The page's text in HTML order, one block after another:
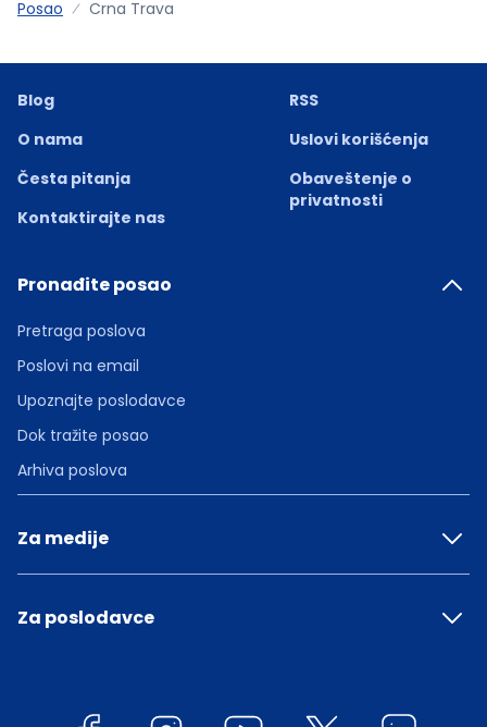
Posao Crna Trava
Blog
O nama
Česta pitanja
Kontaktirajte nas
RSS
Uslovi korišćenja
Obaveštenje o
privatnosti
Pronađite posao
Pretraga poslova
Poslovi na email
Upoznajte poslodavce
Dok tražite posao
Arhiva poslova
Za medije
Za poslodavce